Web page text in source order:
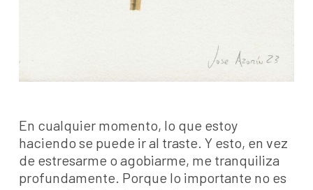
En cualquier momento, lo que estoy
haciendo se puede ir al traste. Y esto, en vez
de estresarme o agobiarme, me tranquiliza
profundamente. Porque lo importante no es